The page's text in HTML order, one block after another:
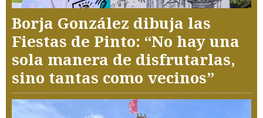
Borja González dibuja las
Fiestas de Pinto: “No hay una
sola manera de disfrutarlas,
sino tantas como vecinos”